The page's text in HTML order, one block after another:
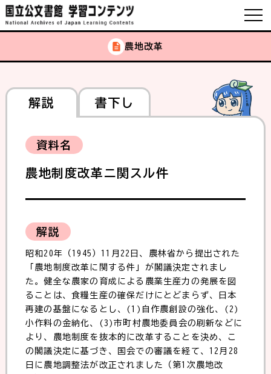
農地改革
解説 書下し
資料名
農地制度改革ニ関スル件
解説
昭和20年（1945）11月22日、農林省から提出された
「農地制度改革に関する件」が閣議決定されまし
た。健全な農家の育成による農業生産力の発展を図
ることは、食糧生産の確保だけにとどまらず、日本
再建の基盤になるとし、(1)自作農創設の強化、(2)
小作料の金納化、(3)市町村農地委員会の刷新などに
より、農地制度を抜本的に改革することを決め、こ
の閣議決定に基づき、国会での審議を経て、12月28
日に農地調整法が改正されました（第1次農地改